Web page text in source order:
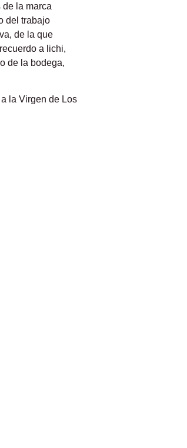
la marca
del trabajo
de la que
a lichi,
de la bodega,
la Virgen de Los